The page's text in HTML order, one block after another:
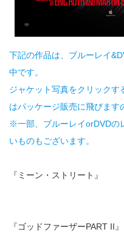
下記の作品は、ブルーレイ
中です。
ジャケット写真をクリックす
はパッケージ販売に飛びます
※一部、ブルーレイorDVDの
いものもございます。
『ミーン・ストリート』
『ゴッドファーザーPART II』